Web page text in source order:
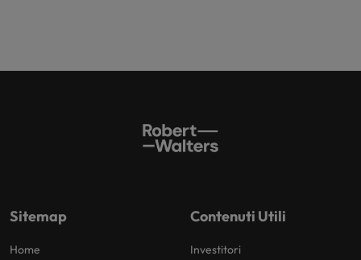
Sitemap
Home
Contenuti Utili
Investitori